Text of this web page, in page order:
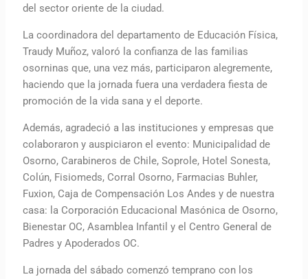
del sector oriente de la ciudad.
La coordinadora del departamento de Educación Física,
Traudy Muñoz, valoró la confianza de las familias
osorninas que, una vez más, participaron alegremente,
haciendo que la jornada fuera una verdadera fiesta de
promoción de la vida sana y el deporte.
Además, agradeció a las instituciones y empresas que
colaboraron y auspiciaron el evento: Municipalidad de
Osorno, Carabineros de Chile, Soprole, Hotel Sonesta,
Colún, Fisiomeds, Corral Osorno, Farmacias Buhler,
Fuxion, Caja de Compensación Los Andes y de nuestra
casa: la Corporación Educacional Masónica de Osorno,
Bienestar OC, Asamblea Infantil y el Centro General de
Padres y Apoderados OC.
La jornada del sábado comenzó temprano con los